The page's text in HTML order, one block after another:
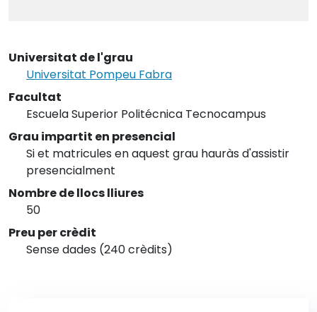
Universitat de l'grau
Universitat Pompeu Fabra
Facultat
Escuela Superior Politécnica Tecnocampus
Grau impartit en presencial
Si et matricules en aquest grau hauràs d'assistir
presencialment
Nombre de llocs lliures
50
Preu per crèdit
Sense dades (240 crèdits)